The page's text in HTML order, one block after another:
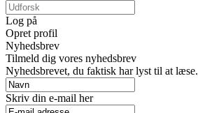
Log på
Opret profil
Nyhedsbrev
Tilmeld dig vores nyhedsbrev
Nyhedsbrevet, du faktisk har lyst til at læse.
Skriv din e-mail her